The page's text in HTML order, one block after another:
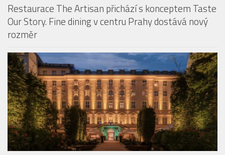
Restaurace The Artisan přichází s konceptem Taste
Our Story. Fine dining v centru Prahy dostává nový
rozměr